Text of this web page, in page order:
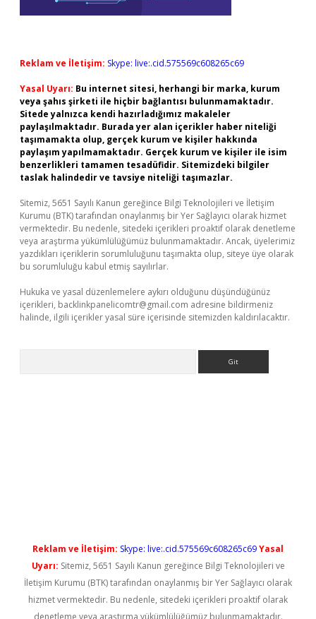
Reklam ve İletişim: Skype: live:.cid.575569c608265c69
Yasal Uyarı: Bu internet sitesi, herhangi bir marka, kurum
veya şahıs şirketi ile hiçbir bağlantısı bulunmamaktadır.
Sitede yalnızca kendi hazırladığımız makaleler
paylaşılmaktadır. Burada yer alan içerikler haber niteliği
taşımamakta olup, gerçek kurum ve kişiler hakkında
paylaşım yapılmamaktadır. Gerçek kurum ve kişiler ile isim
benzerlikleri tamamen tesadüfidir. Sitemizdeki bilgiler
taslak halindedir ve tavsiye niteliği taşımazlar.
Sitemiz, 5651 Sayılı Kanun gereğince Bilgi Teknolojileri ve İletişim
Kurumu (BTK) tarafından onaylanmış bir Yer Sağlayıcı olarak hizmet
vermektedir. Bu nedenle, sitedeki içerikleri proaktif olarak denetleme
veya araştırma yükümlülüğümüz bulunmamaktadır. Ancak, üyelerimiz
yazdıkları içeriklerin sorumluluğunu taşımakta olup, siteye üye olarak
bu sorumluluğu kabul etmiş sayılırlar.
Hukuka ve yasal düzenlemelere aykırı olduğunu düşündüğünüz
içerikleri, backlinkpanelicomtr@gmail.com adresine bildirmeniz
halinde, ilgili içerikler yasal süre içerisinde sitemizden kaldırılacaktır.
Reklam ve İletişim: Skype: live:.cid.575569c608265c69Yasal
Uyarı: Sitemiz, 5651 Sayılı Kanun gereğince Bilgi Teknolojileri ve
İletişim Kurumu (BTK) tarafından onaylanmış bir Yer Sağlayıcı olarak
hizmet vermektedir. Bu nedenle, sitedeki içerikleri proaktif olarak
denetleme veya araştırma yükümlülüğümüz bulunmamaktadır.